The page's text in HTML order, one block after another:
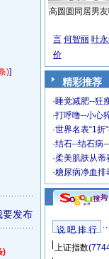
)]
要发布
)
高圆圆同居男
言 何智丽 叶
价
精彩推荐
·睡觉减肥--狂
·打呼噜--小心
·世界名表“1折
·结石--结石病
·柔美肌肤从蒂
·糖尿病净血排
说 吧 排 行
上证指数